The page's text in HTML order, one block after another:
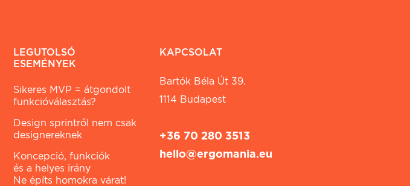
LEGUTOLSÓ
ESEMÉNYEK
Sikeres MVP = átgondolt
funkcióválasztás?
Design sprintről nem csak
designereknek
Koncepció, funkciók
és a helyes irány
Ne építs homokra várat!
KAPCSOLAT
Bartók Béla Út 39.
1114 Budapest
+36 70 280 3513
hello@ergomania.eu